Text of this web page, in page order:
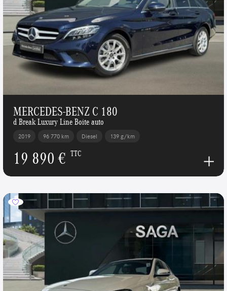
MERCEDES-BENZ C 180
d Break Luxury Line Boite auto
2019 96 770 km Diesel 139 g/km
19 890 € TTC